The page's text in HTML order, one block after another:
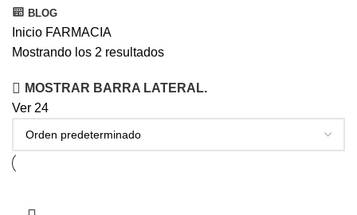
BLOG
Inicio FARMACIA
Mostrando los 2 resultados
MOSTRAR BARRA LATERAL.
Ver 24